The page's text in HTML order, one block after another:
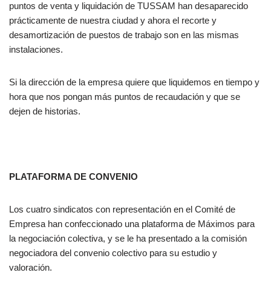
puntos de venta y liquidación de TUSSAM han desaparecido
prácticamente de nuestra ciudad y ahora el recorte y
desamortización de puestos de trabajo son en las mismas
instalaciones.
Si la dirección de la empresa quiere que liquidemos en tiempo y
hora que nos pongan más puntos de recaudación y que se
dejen de historias.
PLATAFORMA DE CONVENIO
Los cuatro sindicatos con representación en el Comité de
Empresa han confeccionado una plataforma de Máximos para
la negociación colectiva, y se le ha presentado a la comisión
negociadora del convenio colectivo para su estudio y
valoración.